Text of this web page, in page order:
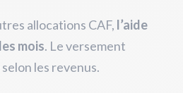
allocations CAF, l’aide
mois. Le versement
les revenus.